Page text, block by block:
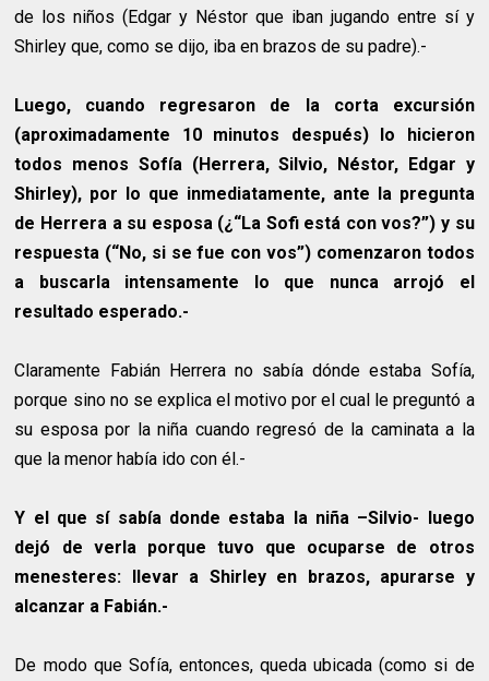
de los niños (Edgar y Néstor que iban jugando entre sí y
Shirley que, como se dijo, iba en brazos de su padre).-
Luego, cuando regresaron de la corta excursión
(aproximadamente 10 minutos después) lo hicieron
todos menos Sofía (Herrera, Silvio, Néstor, Edgar y
Shirley), por lo que inmediatamente, ante la pregunta
de Herrera a su esposa (¿“La Sofi está con vos?”) y su
respuesta (“No, si se fue con vos”) comenzaron todos
a buscarla intensamente lo que nunca arrojó el
resultado esperado.-
Claramente Fabián Herrera no sabía dónde estaba Sofía,
porque sino no se explica el motivo por el cual le preguntó a
su esposa por la niña cuando regresó de la caminata a la
que la menor había ido con él.-
Y el que sí sabía donde estaba la niña –Silvio- luego
dejó de verla porque tuvo que ocuparse de otros
menesteres: llevar a Shirley en brazos, apurarse y
alcanzar a Fabián.-
De modo que Sofía, entonces, queda ubicada (como si de